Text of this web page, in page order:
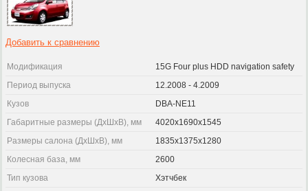
Добавить к сравнению
Модификация
15G Four plus HDD navigation safety
Период выпуска
12.2008 - 4.2009
Кузов
DBA-NE11
Габаритные размеры (ДхШхВ), мм
4020x1690x1545
Размеры салона (ДхШхВ), мм
1835x1375x1280
Колесная база, мм
2600
Тип кузова
Хэтчбек